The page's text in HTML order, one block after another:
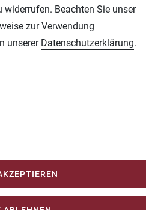
und Plotterfolien
Farben - Bringen Sie Farbe ins
Beachten Sie unser
zur Verwendung
unserer Daten­schutz­erklärung.